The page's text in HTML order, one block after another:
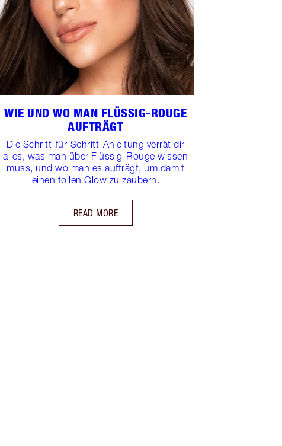
WIE UND WO MAN FLÜSSIG-ROUGE
AUFTRÄGT
Die Schritt-für-Schritt-Anleitung verrät dir
alles, was man über Flüssig-Rouge wissen
muss, und wo man es aufträgt, um damit
einen tollen Glow zu zaubern.
READ MORE